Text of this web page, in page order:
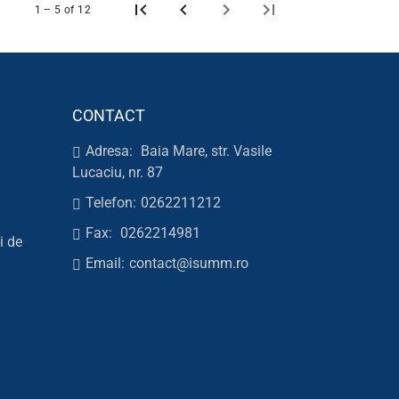
1 – 5 of 12
de
CONTACT
Adresa: Baia Mare, str. Vasile
Lucaciu, nr. 87
Telefon: 0262211212
Fax: 0262214981
Email: contact@isumm.ro